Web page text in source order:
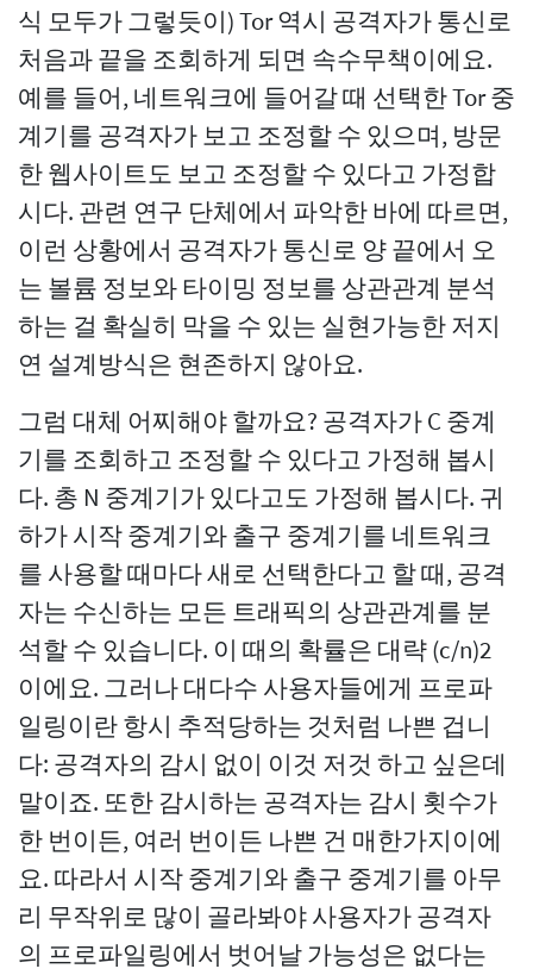
식 모두가 그렇듯이) Tor 역시 공격자가 통신로
처음과 끝을 조회하게 되면 속수무책이에요.
예를 들어, 네트워크에 들어갈 때 선택한 Tor 중
계기를 공격자가 보고 조정할 수 있으며, 방문
한 웹사이트도 보고 조정할 수 있다고 가정합
시다. 관련 연구 단체에서 파악한 바에 따르면,
이런 상황에서 공격자가 통신로 양 끝에서 오
는 볼륨 정보와 타이밍 정보를 상관관계 분석
하는 걸 확실히 막을 수 있는 실현가능한 저지
연 설계방식은 현존하지 않아요.
그럼 대체 어찌해야 할까요? 공격자가 C 중계
기를 조회하고 조정할 수 있다고 가정해 봅시
다. 총 N 중계기가 있다고도 가정해 봅시다. 귀
하가 시작 중계기와 출구 중계기를 네트워크
를 사용할 때마다 새로 선택한다고 할 때, 공격
자는 수신하는 모든 트래픽의 상관관계를 분
석할 수 있습니다. 이 때의 확률은 대략 (c/n)2
이에요. 그러나 대다수 사용자들에게 프로파
일링이란 항시 추적당하는 것처럼 나쁜 겁니
다: 공격자의 감시 없이 이것 저것 하고 싶은데
말이죠. 또한 감시하는 공격자는 감시 횟수가
한 번이든, 여러 번이든 나쁜 건 매한가지이에
요. 따라서 시작 중계기와 출구 중계기를 아무
리 무작위로 많이 골라봐야 사용자가 공격자
의 프로파일링에서 벗어날 가능성은 없다는